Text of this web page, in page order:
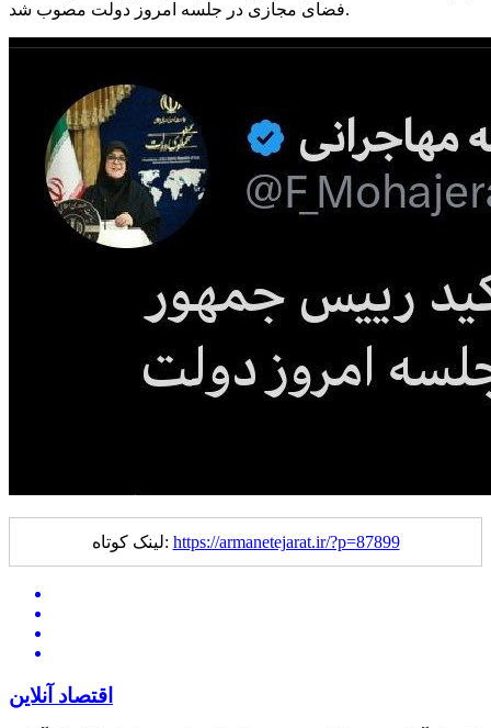
فضای مجازی در جلسه امروز دولت مصوب شد.
لینک کوتاه: https://armanetejarat.ir/?p=87899
اقتصاد آنلاین